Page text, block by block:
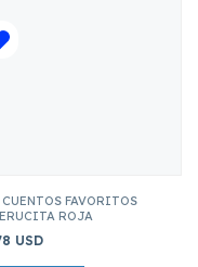
FAVORITOS
ROJA
USD